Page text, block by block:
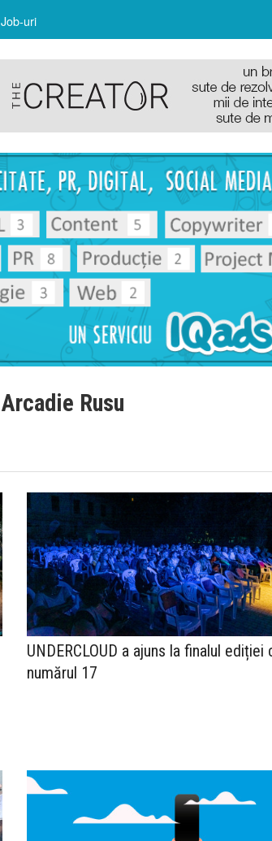
Job-uri
Arcadie Rusu
UNDERCLOUD a ajuns la finalul ediției
numărul 17